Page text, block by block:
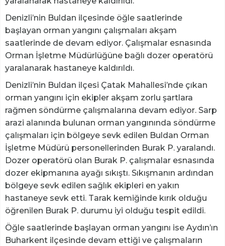
Denizli’nin Buldan ilçesinde öğle saatlerinde
başlayan orman yangını çalışmaları akşam
saatlerinde de devam ediyor. Çalışmalar esnasında
Orman İşletme Müdürlüğüne bağlı dozer operatörü
yaralanarak hastaneye kaldırıldı.
Denizli’nin Buldan ilçesi Çatak Mahallesi’nde çıkan
orman yangını için ekipler akşam zorlu şartlara
rağmen söndürme çalışmalarına devam ediyor. Sarp
arazi alanında bulunan orman yangınında söndürme
çalışmaları için bölgeye sevk edilen Buldan Orman
İşletme Müdürü personellerinden Burak P. yaralandı.
Dozer operatörü olan Burak P. çalışmalar esnasında
dozer ekipmanına ayağı sıkıştı. Sıkışmanın ardından
bölgeye sevk edilen sağlık ekipleri en yakın
hastaneye sevk etti. Tarak kemiğinde kırık olduğu
öğrenilen Burak P. durumu iyi olduğu tespit edildi.
Öğle saatlerinde başlayan orman yangını ise Aydın’ın
Buharkent ilçesinde devam ettiği ve çalışmaların